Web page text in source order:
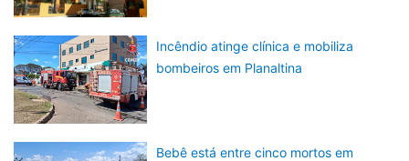
Incêndio atinge clínica e mobiliza
bombeiros em Planaltina
Bebê está entre cinco mortos em